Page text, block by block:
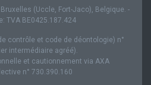
Bruxelles (Uccle, Fort-Jaco), Belgique. -
TVA BE0425.187.424
contrôle et code de déontologie) n°
intermédiaire agréé).
et cautionnement via AXA
n° 730.390.160